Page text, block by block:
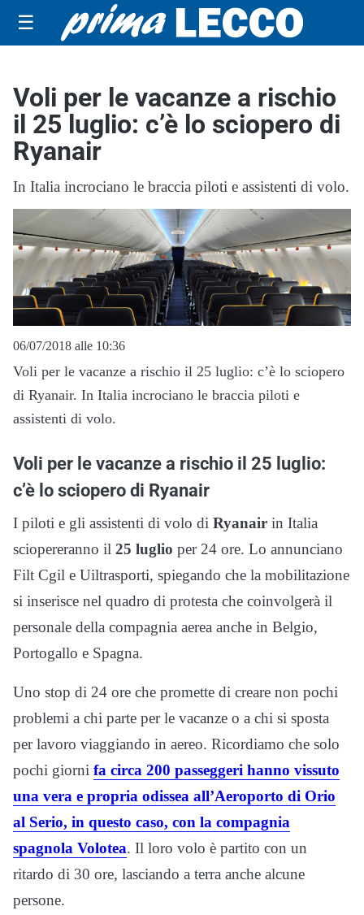
☰
Voli per le vacanze a rischio
il 25 luglio: c’è lo sciopero di
Ryanair
In Italia incrociano le braccia piloti e assistenti di volo.
06/07/2018 alle 10:36
Voli per le vacanze a rischio il 25 luglio: c’è lo sciopero
di Ryanair. In Italia incrociano le braccia piloti e
assistenti di volo.
Voli per le vacanze a rischio il 25 luglio:
c’è lo sciopero di Ryanair
I piloti e gli assistenti di volo di Ryanair in Italia
sciopereranno il 25 luglio per 24 ore. Lo annunciano
Filt Cgil e Uiltrasporti, spiegando che la mobilitazione
si inserisce nel quadro di protesta che coinvolgerà il
personale della compagnia aerea anche in Belgio,
Portogallo e Spagna.
Uno stop di 24 ore che promette di creare non pochi
problemi a chi parte per le vacanze o a chi si sposta
per lavoro viaggiando in aereo. Ricordiamo che solo
pochi giorni fa circa 200 passeggeri hanno vissuto
una vera e propria odissea all’Aeroporto di Orio
al Serio, in questo caso, con la compagnia
spagnola Volotea. Il loro volo è partito con un
ritardo di 30 ore, lasciando a terra anche alcune
persone.